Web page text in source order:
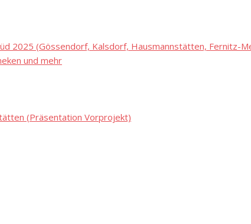
2025 (Gössendorf, Kalsdorf, Hausmannstätten, Fernitz-
und mehr
(Präsentation Vorprojekt)